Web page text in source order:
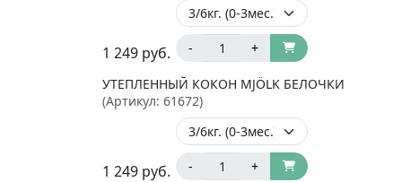
1 249 руб. - +
УТЕПЛЕННЫЙ КОКОН MJÖLK БЕЛОЧКИ
(Артикул: 61672)
1 249 руб. - +